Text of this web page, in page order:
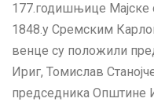
177.годишњице Мајске
1848.у Сремским
венце су положили
Ириг, Томислав
председника Општине